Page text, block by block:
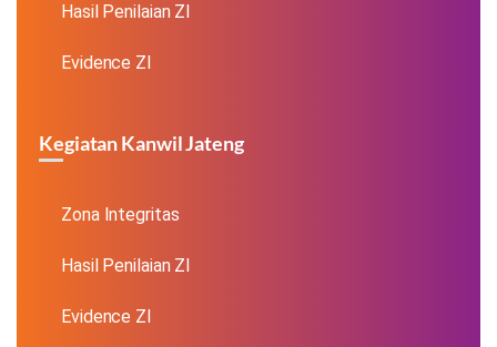
Hasil Penilaian ZI
Evidence ZI
Kegiatan Kanwil Jateng
Zona Integritas
Hasil Penilaian ZI
Evidence ZI